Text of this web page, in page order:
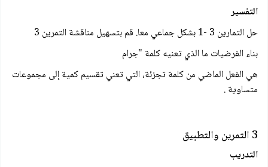
التفسير
حل التمارين 3 -1 بشكل جماعي معا. قم بتسهيل مناقشة التمرين 3
بناء الفرضيات ما الذي تعنيه كلمة "جرام
هي الفعل الماضي من كلمة تجزئة، التي تعني تقسيم کمية إلى مجموعات
متساوية .
3 التمرين والتطبيق
التدريب